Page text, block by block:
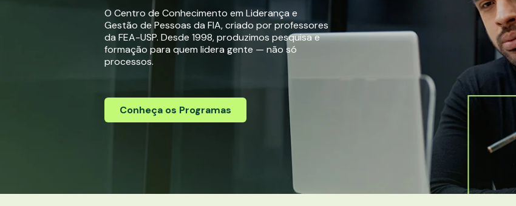
O Centro de Conhecimento em Liderança e
Gestão de Pessoas da FIA, criado por professores
da FEA-USP. Desde 1998, produzimos pesquisa e
formação para quem lidera gente — não só
processos.
Conheça os Programas